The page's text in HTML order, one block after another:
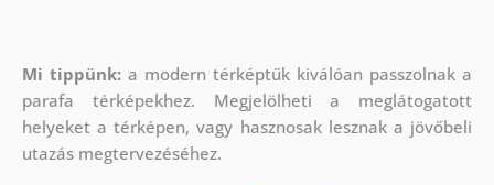
Mi tippünk: a modern térképtűk kiválóan passzolnak a
parafa térképekhez. Megjelölheti a meglátogatott
helyeket a térképen, vagy hasznosak lesznak a jövőbeli
utazás megtervezéséhez.